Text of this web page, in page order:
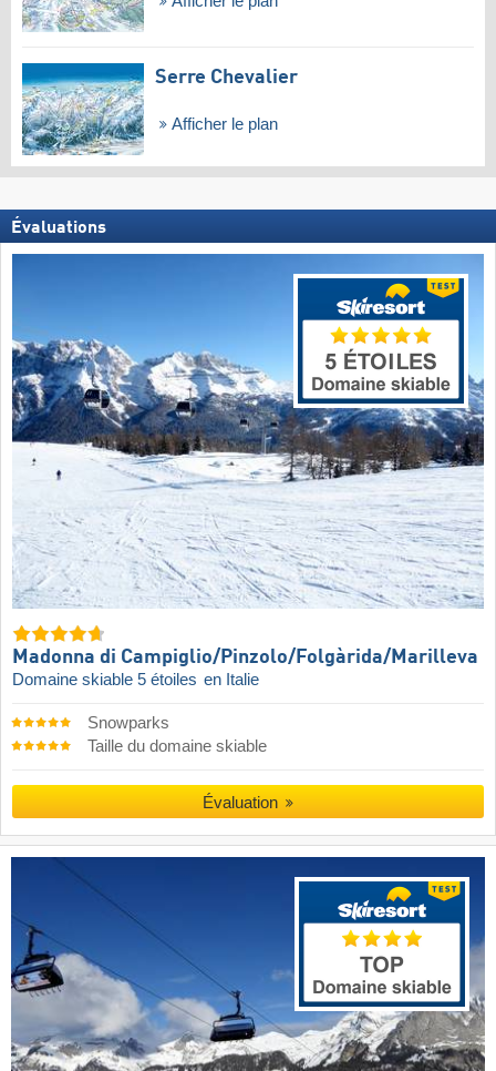
Serre Chevalier
Afficher le plan
Évaluations
Madonna di Campiglio/​Pinzolo/​Folgàrida/​Marilleva
Domaine skiable 5 étoiles en Italie
Snowparks
Taille du domaine skiable
Évaluation